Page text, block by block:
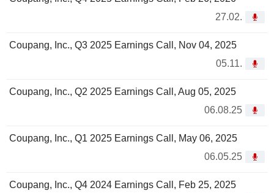
27.02.
Coupang, Inc., Q3 2025 Earnings Call, Nov 04, 2025
05.11.
Coupang, Inc., Q2 2025 Earnings Call, Aug 05, 2025
06.08.25
Coupang, Inc., Q1 2025 Earnings Call, May 06, 2025
06.05.25
Coupang, Inc., Q4 2024 Earnings Call, Feb 25, 2025